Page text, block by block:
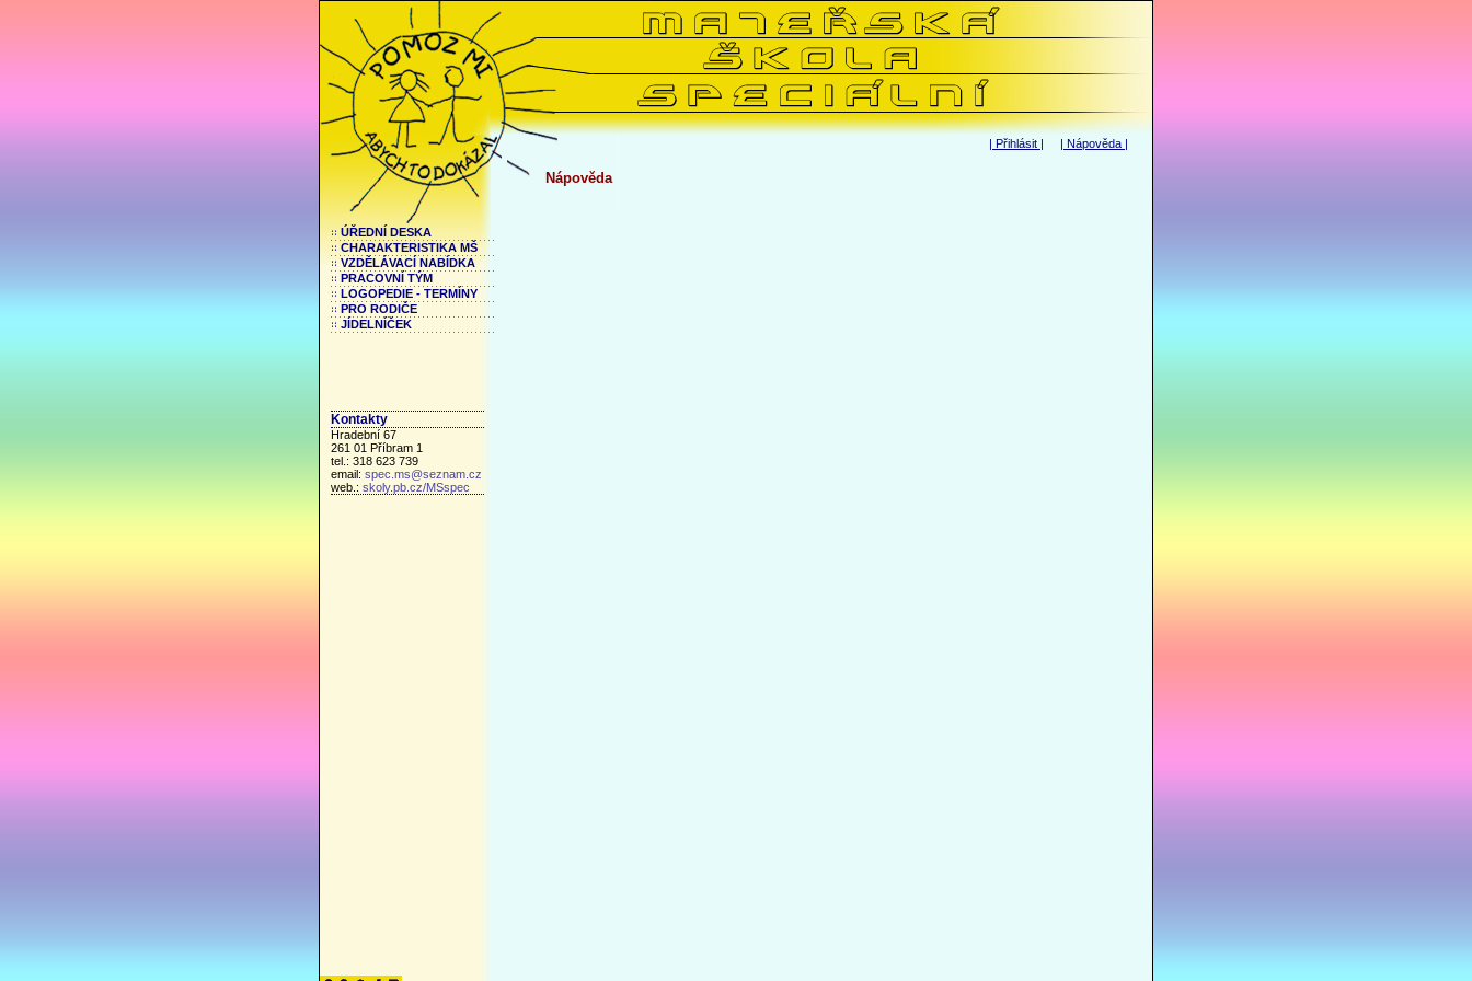
ÚŘEDNÍ DESKA
CHARAKTERISTIKA MŠ
VZDĚLÁVACÍ NABÍDKA
PRACOVNÍ TÝM
LOGOPEDIE - TERMÍNY
PRO RODIČE
JÍDELNÍČEK
Kontakty
Hradební 67
261 01 Příbram 1
tel.: 318 623 739
email: spec.ms@seznam.cz
web.: skoly.pb.cz/MSspec
| Přihlásit | | Nápověda |
Nápověda